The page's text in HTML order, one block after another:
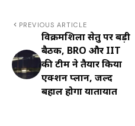
PREVIOUS ARTICLE
विक्रमशिला सेतु पर बड़ी
बैठक, BRO और IIT
की टीम ने तैयार किया
एक्शन प्लान, जल्द
बहाल होगा यातायात